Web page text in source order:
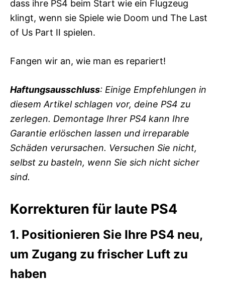
dass ihre PS4 beim Start wie ein Flugzeug
klingt, wenn sie Spiele wie Doom und The Last
of Us Part II spielen.
Fangen wir an, wie man es repariert!
Haftungsausschluss: Einige Empfehlungen in
diesem Artikel schlagen vor, deine PS4 zu
zerlegen. Demontage Ihrer PS4 kann Ihre
Garantie erlöschen lassen und irreparable
Schäden verursachen. Versuchen Sie nicht,
selbst zu basteln, wenn Sie sich nicht sicher
sind.
Korrekturen für laute PS4
1. Positionieren Sie Ihre PS4 neu,
um Zugang zu frischer Luft zu
haben